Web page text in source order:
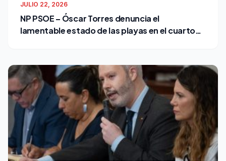
JULIO 22, 2026
NP PSOE – Óscar Torres denuncia el
lamentable estado de las playas en el cuarto